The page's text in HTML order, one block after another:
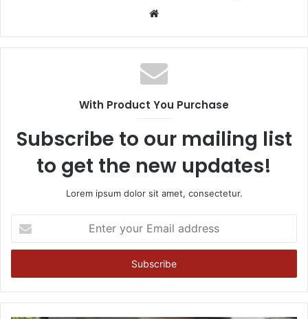
Website
With Product You Purchase
Subscribe to our mailing list
to get the new updates!
Lorem ipsum dolor sit amet, consectetur.
your
Email